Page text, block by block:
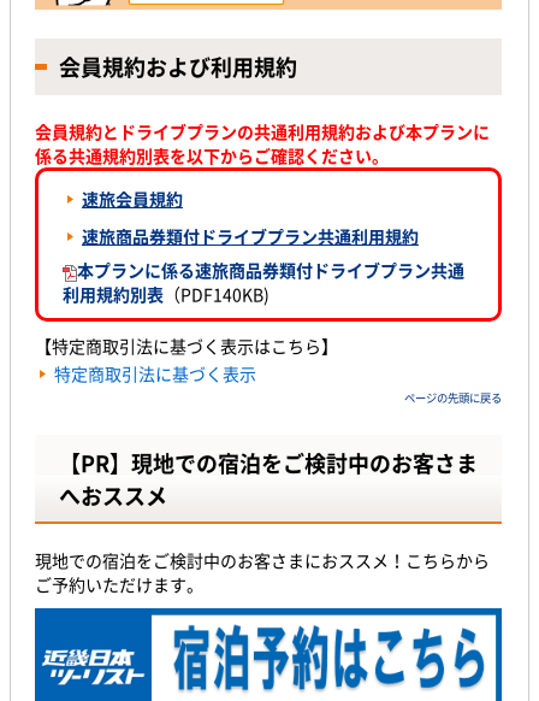
会員規約および利用規約
会員規約とドライブプランの共通利用規約および本プランに
係る共通規約別表を以下からご確認ください。
速旅会員規約
速旅商品券類付ドライブプラン共通利用規約
本プランに係る速旅商品券類付ドライブプラン共通
利用規約別表 （PDF140KB)
【特定商取引法に基づく表示はこちら】
特定商取引法に基づく表示
ページの先頭に戻る
【PR】現地での宿泊をご検討中のお客さま
へおススメ
現地での宿泊をご検討中のお客さまにおススメ！こちらから
ご予約いただけます。